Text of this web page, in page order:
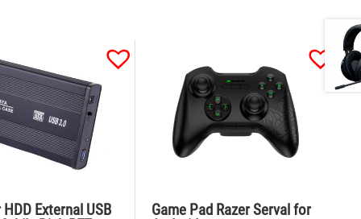
External USB
Game Pad Razer Serval for